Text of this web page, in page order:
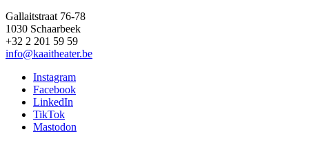
Gallaitstraat 76-78
1030 Schaarbeek
+32 2 201 59 59
info@kaaitheater.be
Instagram
Facebook
LinkedIn
TikTok
Mastodon